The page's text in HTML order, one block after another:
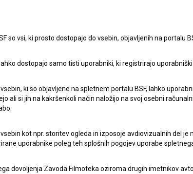
obrazca lahko stopite v stik z uredništvom Baze slovenskih
so vsi, ki prosto dostopajo do vsebin, objavljenih na portalu
dostopajo samo tisti uporabniki, ki registrirajo
ki so objavljene na spletnem portalu BSF, lahko
ali si jih na kakršenkoli način naložijo na svoj osebni
kot npr. storitev ogleda in izposoje avdiovizualnih del
uporabnike poleg teh splošnih pogojev uporabe
dovoljenja Zavoda Filmoteka oziroma drugih imetnikov